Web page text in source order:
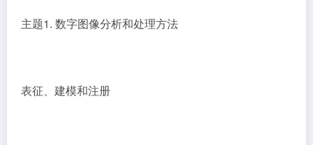
主题1. 数字图像分析和处理方法
表征、建模和注册